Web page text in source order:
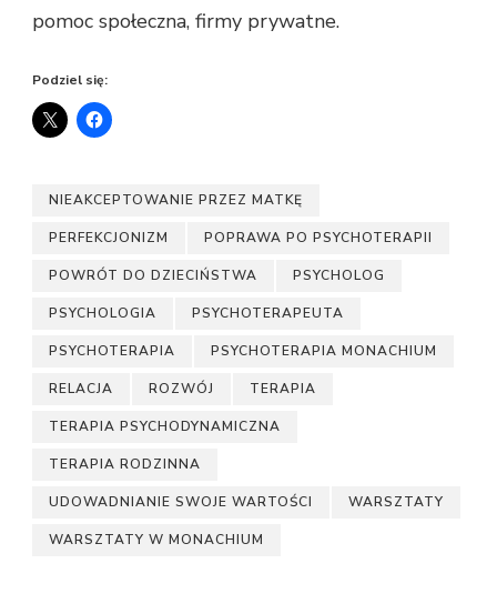
pomoc społeczna, firmy prywatne.
Podziel się:
NIEAKCEPTOWANIE PRZEZ MATKĘ
PERFEKCJONIZM POPRAWA PO PSYCHOTERAPII
POWRÓT DO DZIECIŃSTWA PSYCHOLOG
PSYCHOLOGIA PSYCHOTERAPEUTA
PSYCHOTERAPIA PSYCHOTERAPIA MONACHIUM
RELACJA ROZWÓJ TERAPIA
TERAPIA PSYCHODYNAMICZNA
TERAPIA RODZINNA
UDOWADNIANIE SWOJE WARTOŚCI WARSZTATY
WARSZTATY W MONACHIUM